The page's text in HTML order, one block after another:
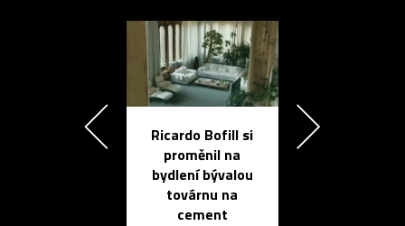
Ricardo Bofill si
proměnil na
bydlení bývalou
továrnu na
cement